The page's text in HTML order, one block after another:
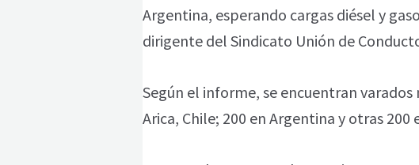
Argentina, esperando cargas diésel y
dirigente del Sindicato Unión de
Según el informe, se encuentran
Arica, Chile; 200 en Argentina y otras 200